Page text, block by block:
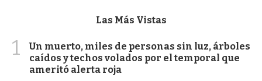
Las Más Vistas
1
Un muerto, miles de personas sin luz, árboles
caídos y techos volados por el temporal que
ameritó alerta roja